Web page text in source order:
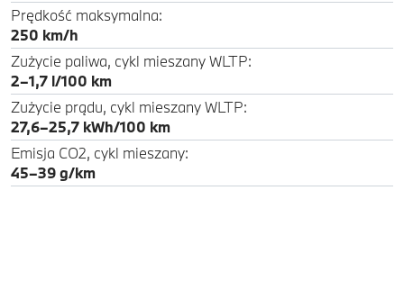
Prędkość maksymalna:
250 km/h
Zużycie paliwa, cykl mieszany WLTP:
2–1,7 l/100 km
Zużycie prądu, cykl mieszany WLTP:
27,6–25,7 kWh/100 km
Emisja CO2, cykl mieszany:
45–39 g/km